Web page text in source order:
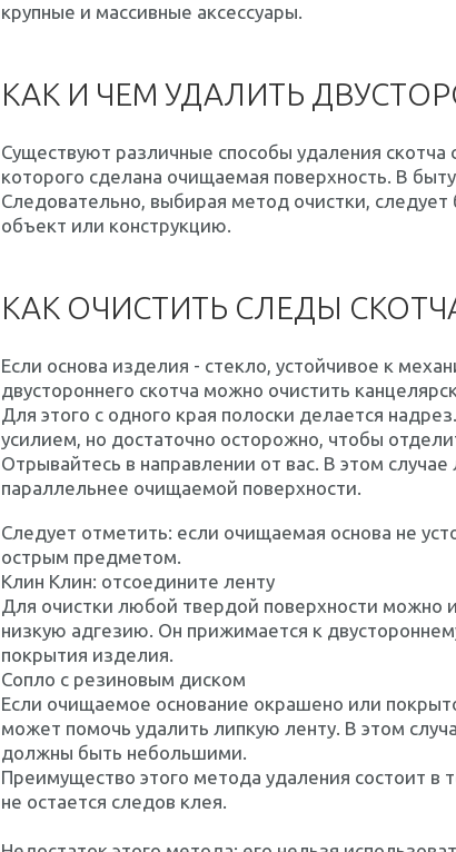
крупные и массивные аксессуары.
КАК И ЧЕМ УДАЛИТЬ
Существуют различные способы удаления скотча
которого сделана очищаемая поверхность. В
Следовательно, выбирая метод очистки,
объект или конструкцию.
КАК ОЧИСТИТЬ СЛЕДЫ
Если основа изделия - стекло, устойчивое к
двустороннего скотча можно очистить
Для этого с одного края полоски делается
усилием, но достаточно осторожно, чтобы
Отрывайтесь в направлении от вас. В этом
параллельнее очищаемой поверхности.
Следует отметить: если очищаемая основа не
острым предметом.
Клин Клин: отсоедините ленту
Для очистки любой твердой поверхности можно
низкую адгезию. Он прижимается к
покрытия изделия.
Сопло с резиновым диском
Если очищаемое основание окрашено или
может помочь удалить липкую ленту. В этом
должны быть небольшими.
Преимущество этого метода удаления состоит в
не остается следов клея.